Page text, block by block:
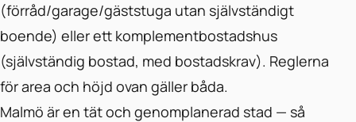
(förråd/garage/gäststuga utan självständigt
boende) eller ett komplementbostadshus
(självständig bostad, med bostadskrav). Reglerna
för area och höjd ovan gäller båda.
Malmö är en tät och genomplanerad stad — så